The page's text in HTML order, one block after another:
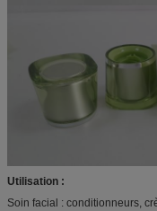
Utilisation :
Soin facial : conditionneurs,